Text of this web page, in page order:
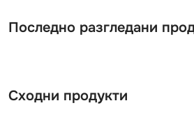
Последно разгледани
Сходни продукти